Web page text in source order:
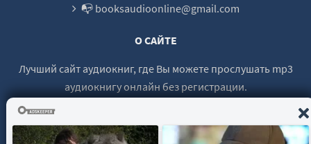
Глава 30. Перемещение
Глава 34. Одна в пещере
Глава 35. Обряд венчания
📭 booksaudioonline@gmail.com
О САЙТЕ
Лучший сайт аудиокниг, где Вы можете прослушать mp3
аудиокнигу онлайн без регистрации.